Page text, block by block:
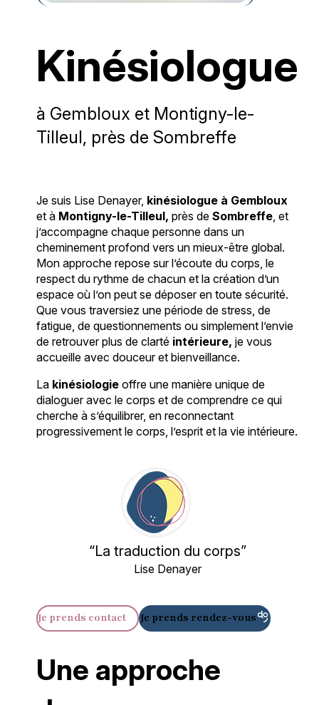
Kinésiologue
à Gembloux et Montigny-le-
Tilleul, près de Sombreffe
Je suis Lise Denayer, kinésiologue à Gembloux
et à Montigny-le-Tilleul, près deSombreffe , et
j’accompagne chaque personne dans un
cheminement profond vers un mieux-être global.
Mon approche repose sur l’écoute du corps, le
respect du rythme de chacun et la création d’un
espace où l’on peut se déposer en toute sécurité.
Que vous traversiez une période de stress, de
fatigue, de questionnements ou simplement l’envie
de retrouver plus de clarté intérieure, je vous
accueille avec douceur et bienveillance.
La kinésiologie offre une manière unique de
dialoguer avec le corps et de comprendre ce qui
cherche à s’équilibrer, en reconnectant
progressivement le corps, l’esprit et la vie intérieure.
“La traduction du corps”
Lise Denayer
Je prends contact Je prends rendez-vous
Une approche